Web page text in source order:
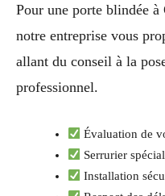
Pour une porte blindée
notre entreprise vous
allant du conseil à la
professionnel.
Évaluation de
Serrurier
Installation